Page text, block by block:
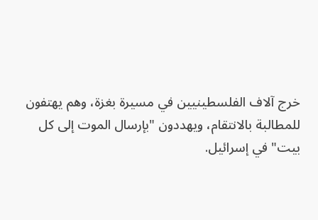
خرج آلاف الفلسطينيين في مسيرة بغزة، وهم يهتفون
للمطالبة بالانتقام، ويهددون "بإرسال الموت إلى كل
بيت" في إسرائيل.